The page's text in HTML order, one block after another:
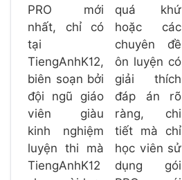
PRO mới
nhất, chỉ có
tại
TiengAnhK12,
biên soạn bởi
đội ngũ giáo
viên giàu
kinh nghiệm
luyện thi mà
TiengAnhK12
quá khứ
hoặc các
chuyên đề
ôn luyện có
giải thích
đáp án rõ
ràng, chi
tiết mà chỉ
học viên sử
dụng gói